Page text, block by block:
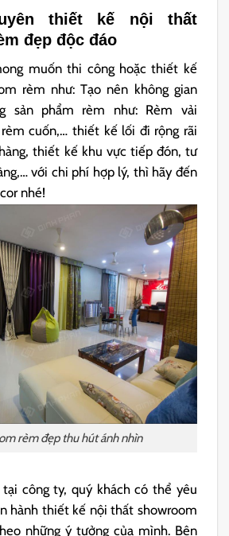
thiết kế nội thất
đẹp độc đáo
muốn thi công hoặc thiết kế
rèm như: Tạo nên không gian
sản phẩm rèm như: Rèm vải
cuốn,… thiết kế lối đi rộng rãi
thiết kế khu vực tiếp đón, tư
với chi phí hợp lý, thì hãy đến
nhé!
rèm đẹp thu hút ánh nhìn
công ty, quý khách có thể yêu
hành thiết kế nội thất showroom
những ý tưởng của mình. Bên